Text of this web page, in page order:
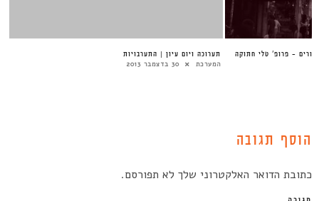
תערוכה ויום עיון | התערבויות
המערכת 30 בדצמבר 2013
– פרופ’ טלי חתוקה
הוסף תגובה
כתובת הדואר האלקטרוני שלך לא תפורסם.